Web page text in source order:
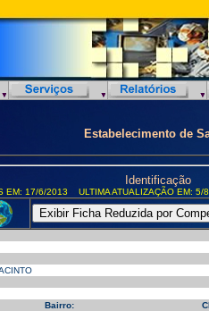
Estabelecimento de
Identificação
EM: 17/6/2013 ULTIMA ATUALIZAÇÃO EM:
Bairro: